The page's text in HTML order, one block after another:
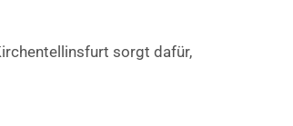
sorgt dafür,